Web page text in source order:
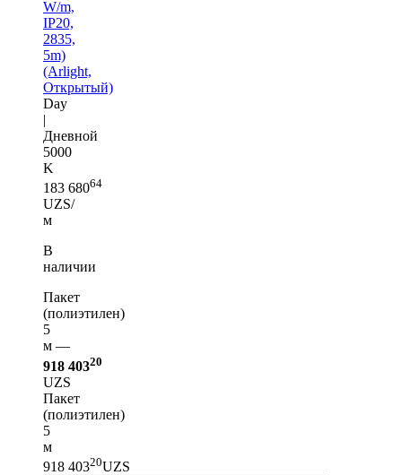
W/m,
IP20,
2835,
5m)
(Arlight,
Открытый)
Day
|
Дневной
5000
K
183 68064
UZS/
м
В
наличии
Пакет
(полиэтилен)
5
м —
918 40320
UZS
Пакет
(полиэтилен)
5
м
918 40320UZS